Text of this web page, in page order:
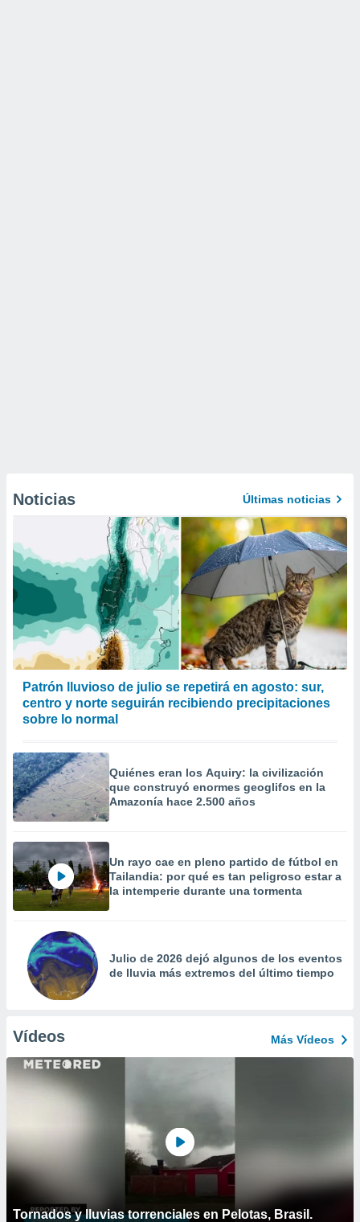
Noticias Últimas noticias
Patrón lluvioso de julio se repetirá en agosto: sur,
centro y norte seguirán recibiendo precipitaciones
sobre lo normal
Quiénes eran los Aquiry: la civilización
que construyó enormes geoglifos en la
Amazonía hace 2.500 años
Un rayo cae en pleno partido de fútbol en
Tailandia: por qué es tan peligroso estar a
la intemperie durante una tormenta
Julio de 2026 dejó algunos de los eventos
de lluvia más extremos del último tiempo
Vídeos Más Vídeos
Tornados y lluvias torrenciales en Pelotas, Brasil.